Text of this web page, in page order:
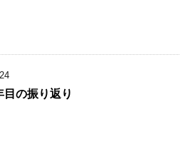
目の振り返り